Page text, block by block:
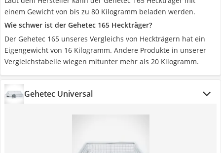
einem Gewicht von bis zu 80 Kilogramm beladen werden.
Wie schwer ist der Gehetec 165 Heckträger?
Der Gehetec 165 unseres Vergleichs von Heckträgern hat ein
Eigengewicht von 16 Kilogramm. Andere Produkte in unserer
Vergleichstabelle wiegen mitunter mehr als 20 Kilogramm.
Gehetec Universal